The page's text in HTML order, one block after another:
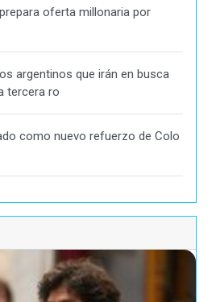
oferta millonaria por
argentinos que irán en busca
tercera ro
como nuevo refuerzo de Colo